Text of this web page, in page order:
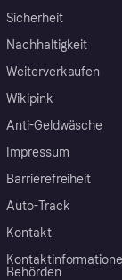
Sicherheit
Nachhaltigkeit
Weiterverkaufen
Wikipink
Anti-Geldwäsche
Impressum
Barrierefreiheit
Auto-Track
Kontakt
Behörden